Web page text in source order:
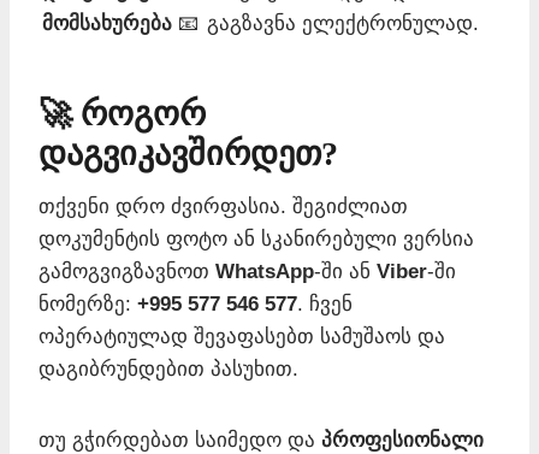
მომსახურება 📧 გაგზავნა ელექტრონულად.
🚀 როგორ
დაგვიკავშირდეთ?
თქვენი დრო ძვირფასია. შეგიძლიათ
დოკუმენტის ფოტო ან სკანირებული ვერსია
გამოგვიგზავნოთ WhatsApp-ში ან Viber-ში
ნომერზე: +995 577 546 577. ჩვენ
ოპერატიულად შევაფასებთ სამუშაოს და
დაგიბრუნდებით პასუხით.
თუ გჭირდებათ საიმედო და პროფესიონალი